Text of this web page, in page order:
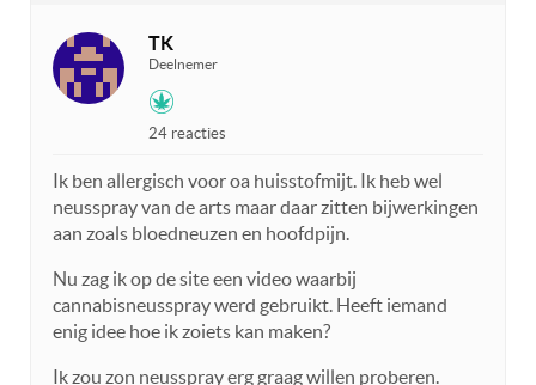
TK
Deelnemer
24 reacties
Ik ben allergisch voor oa huisstofmijt. Ik heb wel
neusspray van de arts maar daar zitten bijwerkingen
aan zoals bloedneuzen en hoofdpijn.
Nu zag ik op de site een video waarbij
cannabisneusspray werd gebruikt. Heeft iemand
enig idee hoe ik zoiets kan maken?
Ik zou zon neusspray erg graag willen proberen.